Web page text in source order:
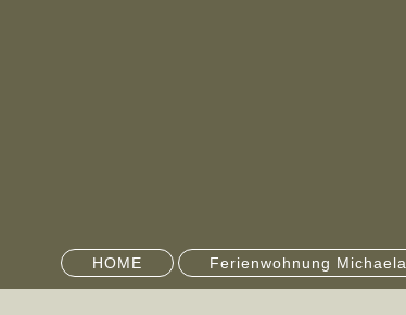
HOME Ferienwohnung Michaela